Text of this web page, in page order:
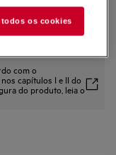
com o
capítulos I e II do
do produto, leia o
os cookies